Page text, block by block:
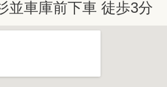
並車庫前下車 徒歩3分